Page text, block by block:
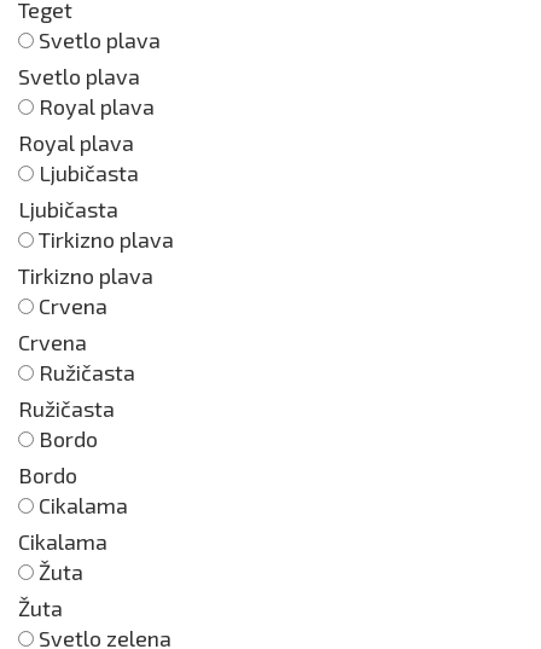
Teget
Svetlo plava
Svetlo plava
Royal plava
Royal plava
Ljubičasta
Ljubičasta
Tirkizno plava
Tirkizno plava
Crvena
Crvena
Ružičasta
Ružičasta
Bordo
Bordo
Cikalama
Cikalama
Žuta
Žuta
Svetlo zelena